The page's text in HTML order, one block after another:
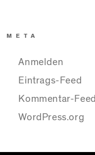
META
Anmelden
Eintrags-Feed
Kommentar-Feed
WordPress.org